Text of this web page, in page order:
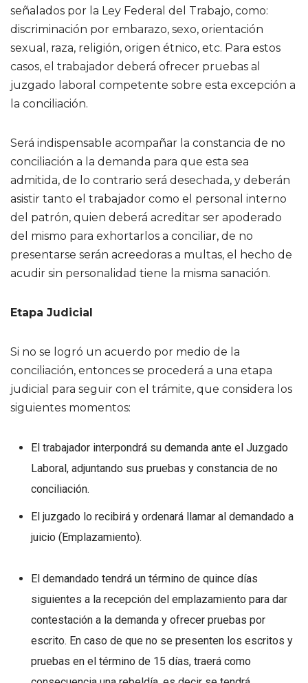
señalados por la Ley Federal del Trabajo, como:
discriminación por embarazo, sexo, orientación
sexual, raza, religión, origen étnico, etc. Para estos
casos, el trabajador deberá ofrecer pruebas al
juzgado laboral competente sobre esta excepción a
la conciliación.
Será indispensable acompañar la constancia de no
conciliación a la demanda para que esta sea
admitida, de lo contrario será desechada, y deberán
asistir tanto el trabajador como el personal interno
del patrón, quien deberá acreditar ser apoderado
del mismo para exhortarlos a conciliar, de no
presentarse serán acreedoras a multas, el hecho de
acudir sin personalidad tiene la misma sanación.
Etapa Judicial
Si no se logró un acuerdo por medio de la
conciliación, entonces se procederá a una etapa
judicial para seguir con el trámite, que considera los
siguientes momentos:
El trabajador interpondrá su demanda ante el Juzgado
Laboral, adjuntando sus pruebas y constancia de no
conciliación.
El juzgado lo recibirá y ordenará llamar al demandado a
juicio (Emplazamiento).
El demandado tendrá un término de quince días
siguientes a la recepción del emplazamiento para dar
contestación a la demanda y ofrecer pruebas por
escrito. En caso de que no se presenten los escritos y
pruebas en el término de 15 días, traerá como